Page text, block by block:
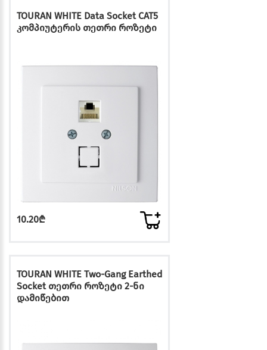
TOURAN WHITE Data Socket CAT5
კომპიუტერის თეთრი როზეტი
10.20₾
TOURAN WHITE Two-Gang Earthed
Socket თეთრი როზეტი 2-ნი
დამიწებით